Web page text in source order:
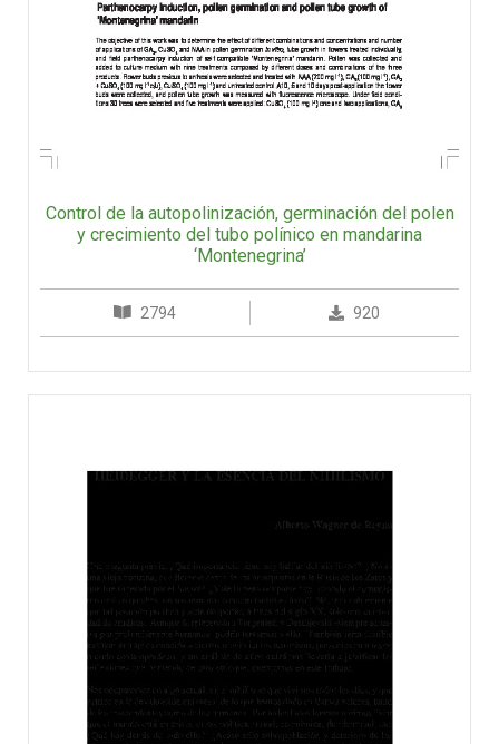
Control de la autopolinización, germinación del polen
y crecimiento del tubo polínico en mandarina
‘Montenegrina’
2794 920